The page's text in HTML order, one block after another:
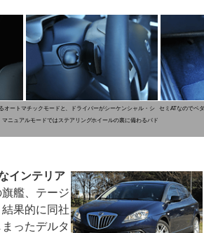
オートマチックモードと、ドライバーがシーケンシャル・シ
ニュアルモードではステアリングホイールの裏に備わるパド
セミATなのでペ
インテリア
艦、テージ
果的に同社
ったデルタ